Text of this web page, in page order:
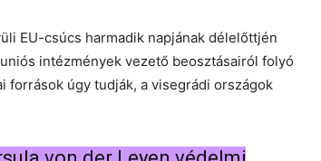
EU-csúcs harmadik napjának délelőttjén
intézmények vezető beosztásairól folyó
források úgy tudják, a visegrádi országok